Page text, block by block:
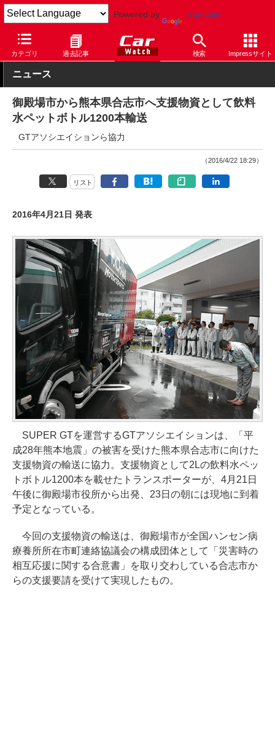
Powered by Translate
カテゴリ 過去記事 検索 Impressサイト
Car Watch モータースポーツ
ニュース
御殿場市から熊本県合志市へ支援物資として飲料
水ペットボトル1200本輸送
GTアソシエイションら協力
（2016/4/22 18:29）
リスト
2016年4月21日 発表
SUPER GTを運営するGTアソシエイションは、「平
成28年熊本地震」の被害を受けた熊本県合志市に向けた
支援物資の輸送に協力。支援物資として2Lの飲料水ペッ
トボトル1200本を載せたトランスポーターが、4月21日
午後に御殿場市役所から出発、23日の朝には現地に到着
予定となっている。
今回の支援物資の輸送は、御殿場市が全国ハンセン病
療養所所在市町連絡協議会の構成団体として「災害時の
相互応援に関する合意書」を取り交わしている合志市か
らの支援要請を受けて実現したもの。